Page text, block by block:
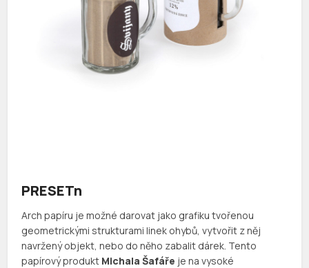
PRESETn
Arch papíru je možné darovat jako grafiku tvořenou
geometrickými strukturami linek ohybů, vytvořit z něj
navržený objekt, nebo do něho zabalit dárek. Tento
papírový produkt Michala Šafáře je na vysoké